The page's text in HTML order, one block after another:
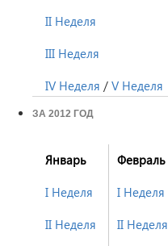
II Неделя
III Неделя
IV Неделя / V Неделя
ЗА 2012 ГОД
Январь
I Неделя
II Неделя
Февраль
I Неделя
II Неделя